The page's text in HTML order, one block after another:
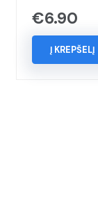
€6.90
Į KREPŠELĮ